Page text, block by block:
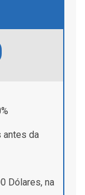
antes da
Dólares, na